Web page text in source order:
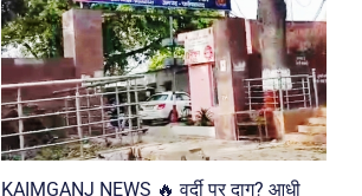
KAIMGANJ NEWS 🔥 वर्दी पर दाग? आधी